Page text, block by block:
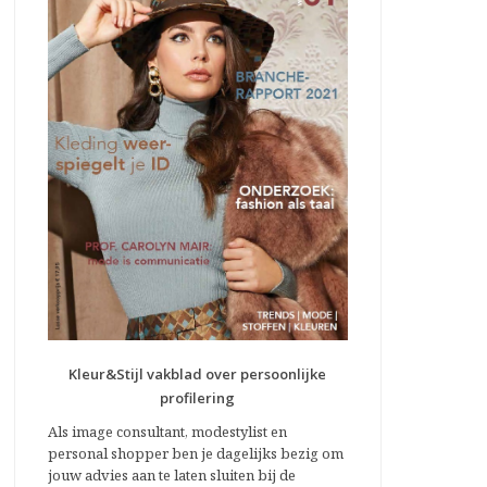
Kleur&Stijl vakblad over persoonlijke
profilering
Als image consultant, modestylist en
personal shopper ben je dagelijks bezig om
jouw advies aan te laten sluiten bij de